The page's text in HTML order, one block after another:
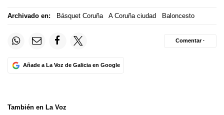
Archivado en: Básquet Coruña A Coruña ciudad Baloncesto
Añade a La Voz de Galicia en Google
Comentar ·
También en La Voz